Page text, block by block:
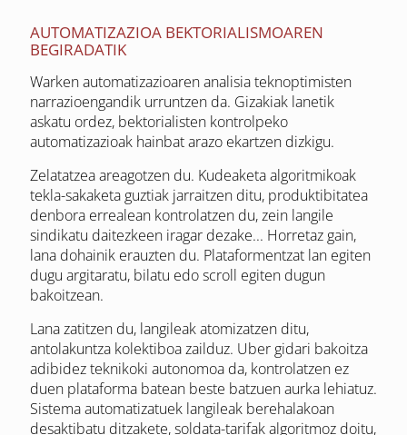
AUTOMATIZAZIOA BEKTORIALISMOAREN
BEGIRADATIK
Warken automatizazioaren analisia teknoptimisten
narrazioengandik urruntzen da. Gizakiak lanetik
askatu ordez, bektorialisten kontrolpeko
automatizazioak hainbat arazo ekartzen dizkigu.
Zelatatzea areagotzen du. Kudeaketa algoritmikoak
tekla-sakaketa guztiak jarraitzen ditu, produktibitatea
denbora errealean kontrolatzen du, zein langile
sindikatu daitezkeen iragar dezake... Horretaz gain,
lana dohainik erauzten du. Plataformentzat lan egiten
dugu argitaratu, bilatu edo scroll egiten dugun
bakoitzean.
Lana zatitzen du, langileak atomizatzen ditu,
antolakuntza kolektiboa zailduz. Uber gidari bakoitza
adibidez teknikoki autonomoa da, kontrolatzen ez
duen plataforma batean beste batzuen aurka lehiatuz.
Sistema automatizatuek langileak berehalakoan
desaktibatu ditzakete, soldata-tarifak algoritmoz doitu,